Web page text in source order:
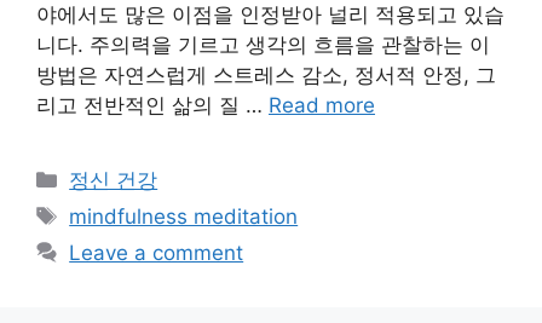
야에서도 많은 이점을 인정받아 널리 적용되고 있습
니다. 주의력을 기르고 생각의 흐름을 관찰하는 이
방법은 자연스럽게 스트레스 감소, 정서적 안정, 그
리고 전반적인 삶의 질 … Read more
Categories
정신 건강
Tags
mindfulness meditation
Leave a comment